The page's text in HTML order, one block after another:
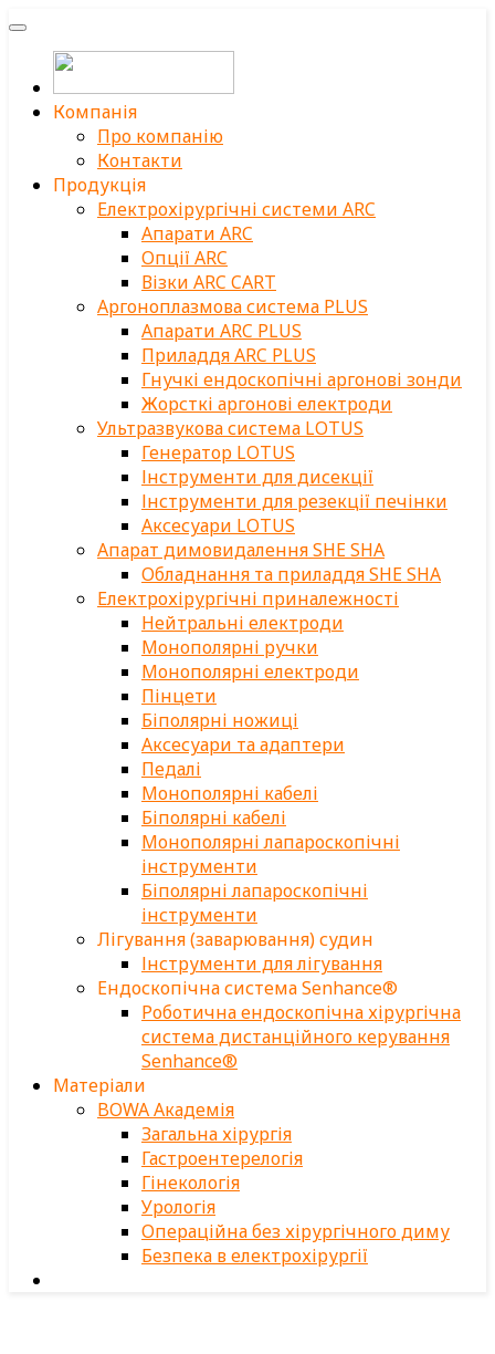
Компанія
Про компанію
Контакти
Продукція
Електрохірургічні системи ARC
Апарати ARC
Опції ARC
Візки ARC CART
Аргоноплазмова система PLUS
Апарати ARC PLUS
Приладдя ARC PLUS
Гнучкі ендоскопічні аргонові зонди
Жорсткі аргонові електроди
Ультразвукова система LOTUS
Генератор LOTUS
Інструменти для дисекції
Інструменти для резекції печінки
Аксесуари LOTUS
Апарат димовидалення SHE SHA
Обладнання та приладдя SHE SHA
Електрохірургічні приналежності
Нейтральні електроди
Монополярні ручки
Монополярні електроди
Пінцети
Біполярні ножиці
Аксесуари та адаптери
Педалі
Монополярні кабелі
Біполярні кабелі
Монополярні лапароскопічні
інструменти
Біполярні лапароскопічні
інструменти
Лігування (заварювання) судин
Інструменти для лігування
Ендоскопічна система Senhance®
Роботична ендоскопічна хірургічна
система дистанційного керування
Senhance®
Матеріали
BOWA Академія
Загальна хірургія
Гастроентерелогія
Гінекологія
Урологія
Операційна без хірургічного диму
Безпека в електрохірургії